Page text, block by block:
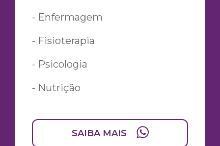
- Enfermagem
- Fisioterapia
- Psicologia
- Nutrição
SAIBA MAIS